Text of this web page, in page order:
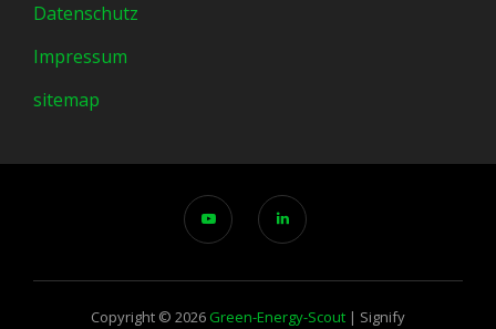
Datenschutz
Impressum
sitemap
Copyright © 2026 Green-Energy-Scout | Signify